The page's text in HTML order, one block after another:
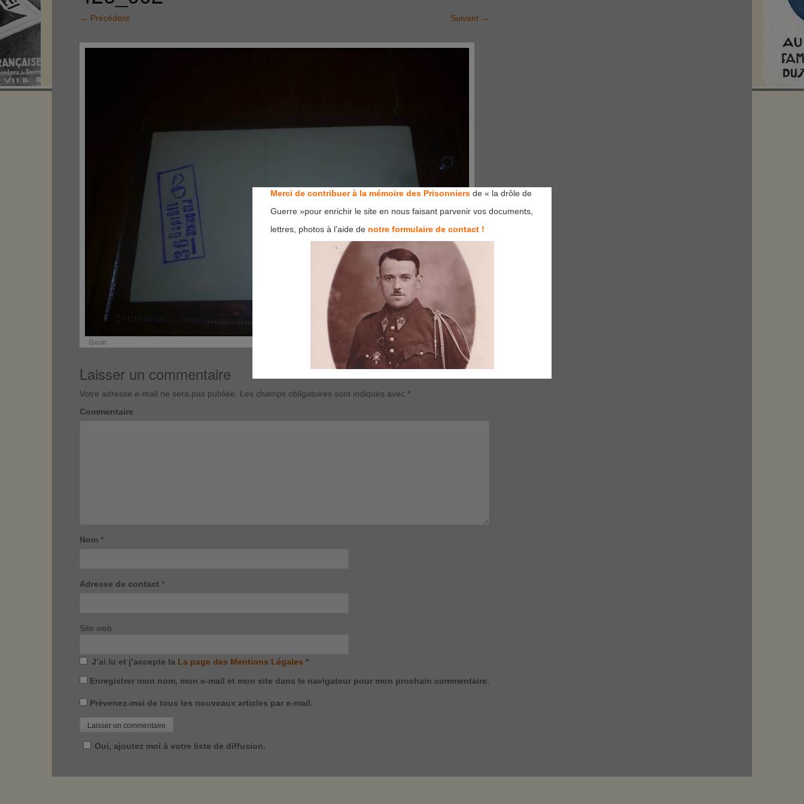
← Précédent Suivant →
Laisser un commentaire
Votre adresse e-mail ne sera pas publiée. Les champs obligatoires sont indiqués avec *
Commentaire
Nom *
Adresse de contact *
Site web
J’ai lu et j’accepte la La page des Mentions Légales *
Enregistrer mon nom, mon e-mail et mon site dans le navigateur pour mon prochain commentaire.
Prévenez-moi de tous les nouveaux articles par e-mail.
Oui, ajoutez moi à votre liste de diffusion.
Merci de contribuer à la mémoire des Prisonniers de « la drôle de
Guerre »pour enrichir le site en nous faisant parvenir vos documents,
lettres, photos à l’aide de notre formulaire de contact !